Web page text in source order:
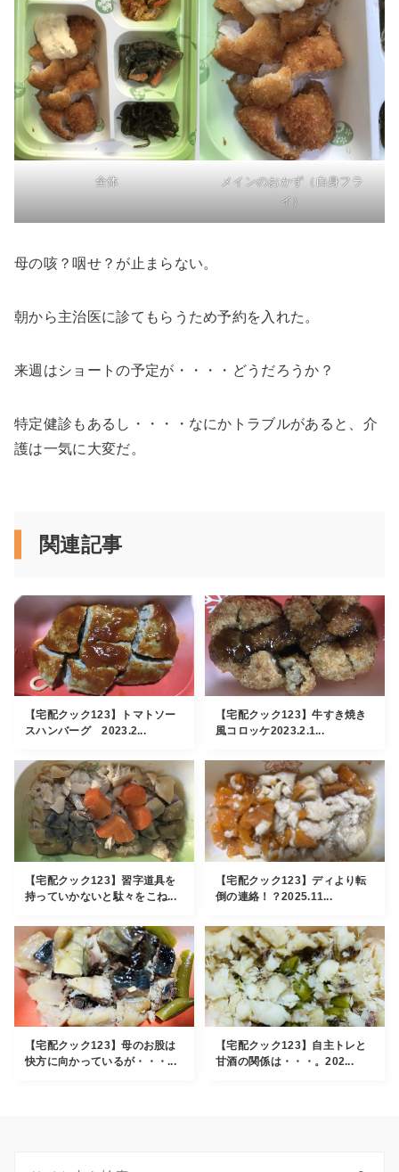
全体
メインのおかず（白身フラ
イ）
母の咳？咽せ？が止まらない。
朝から主治医に診てもらうため予約を入れた。
来週はショートの予定が・・・・どうだろうか？
特定健診もあるし・・・・なにかトラブルがあると、介
護は一気に大変だ。
関連記事
【宅配クック123】トマトソー
スハンバーグ 2023.2...
【宅配クック123】牛すき焼き
風コロッケ2023.2.1...
【宅配クック123】習字道具を
持っていかないと駄々をこね...
【宅配クック123】ディより転
倒の連絡！？2025.11...
【宅配クック123】母のお股は
快方に向かっているが・・・...
【宅配クック123】自主トレと
甘酒の関係は・・・。202...